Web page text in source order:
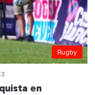
Rugby
en